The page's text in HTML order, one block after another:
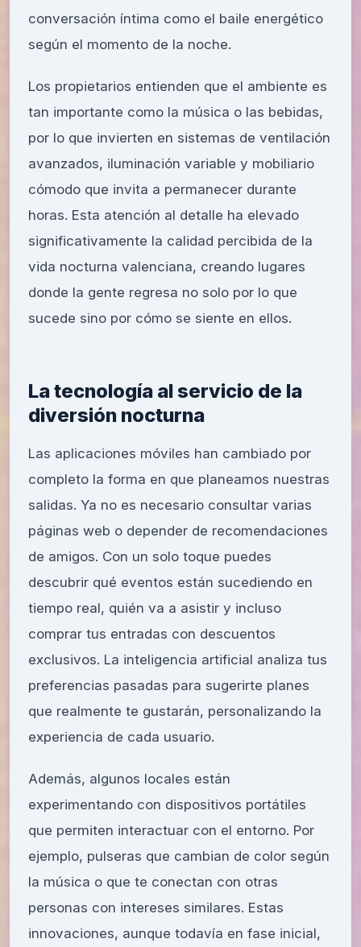
conversación íntima como el baile energético
según el momento de la noche.
Los propietarios entienden que el ambiente es
tan importante como la música o las bebidas,
por lo que invierten en sistemas de ventilación
avanzados, iluminación variable y mobiliario
cómodo que invita a permanecer durante
horas. Esta atención al detalle ha elevado
significativamente la calidad percibida de la
vida nocturna valenciana, creando lugares
donde la gente regresa no solo por lo que
sucede sino por cómo se siente en ellos.
La tecnología al servicio de la
diversión nocturna
Las aplicaciones móviles han cambiado por
completo la forma en que planeamos nuestras
salidas. Ya no es necesario consultar varias
páginas web o depender de recomendaciones
de amigos. Con un solo toque puedes
descubrir qué eventos están sucediendo en
tiempo real, quién va a asistir y incluso
comprar tus entradas con descuentos
exclusivos. La inteligencia artificial analiza tus
preferencias pasadas para sugerirte planes
que realmente te gustarán, personalizando la
experiencia de cada usuario.
Además, algunos locales están
experimentando con dispositivos portátiles
que permiten interactuar con el entorno. Por
ejemplo, pulseras que cambian de color según
la música o que te conectan con otras
personas con intereses similares. Estas
innovaciones, aunque todavía en fase inicial,